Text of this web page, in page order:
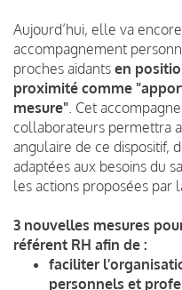
Aujourd’hui, elle va
accompagnement
proches aidants en
proximité comme
mesure" . Cet
collaborateurs permettra
angulaire de ce dispositif,
adaptées aux besoins du
les actions proposées par
3 nouvelles mesures
référent RH afin de :
faciliter
personnels et